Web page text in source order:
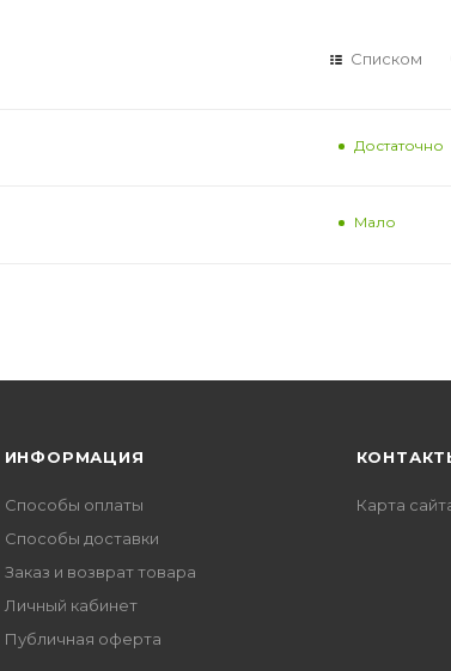
Списком
Достаточно
Мало
ИНФОРМАЦИЯ
Способы оплаты
Способы доставки
Заказ и возврат товара
Личный кабинет
Публичная оферта
Карта